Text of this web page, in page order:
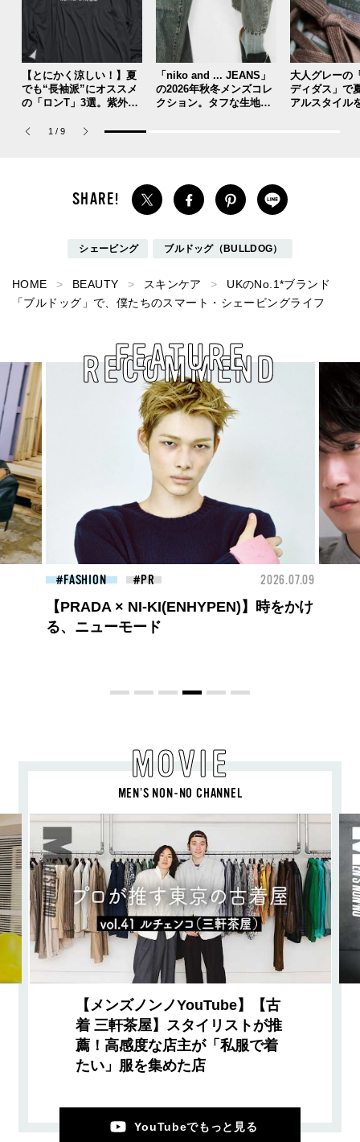
【とにかく涼しい！】夏
でも“長袖派”にオススメ
の「ロンT」3選。紫外線
ティにも大活躍。
「niko and ... JEANS」
の2026年秋冬メンズコレ
クション。タフな生地、
大人グレーの
ディダス」で
アルスタイル
1 / 9
シェービング ブルドッグ（BULLDOG）
HOME BEAUTY スキンケア
UKのNo.1*ブランド
「ブルドッグ」で、僕たちのスマート・シェービングライフ
RECOMMEND
FEATURE
FASHION 2026.07.09
高橋璃央と、ジュエッテの出会い。夏の
定番、ピンクゴールドが印象的
MOVIE
MEN’S NON-NO CHANNEL
【メンズノンノYouTube】【古
着 三軒茶屋】スタイリストが推
薦！高感度な店主が「私服で着
たい」服を集めた店
YouTubeでもっと見る